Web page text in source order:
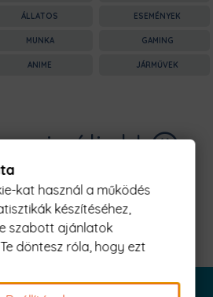
ÁLLATOS ESEMÉNYEK
MUNKA GAMING
ANIME JÁRMŰVEK
sajnáljuk! 😥
"ghost speed -
Póló"
kat használ a működés
készítéséhez,
szabott ajánlatok
döntesz róla, hogy ezt